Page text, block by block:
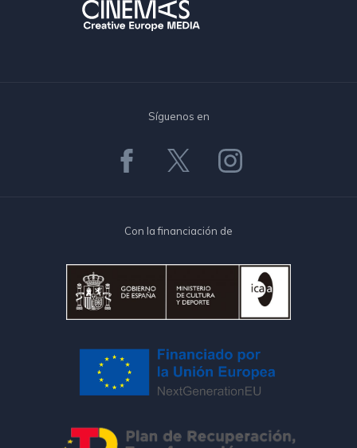
Síguenos en
Con la financiación de